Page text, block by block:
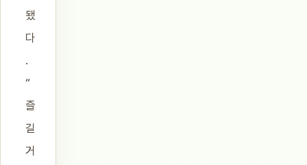
됐
다
.
“
즐
길
거